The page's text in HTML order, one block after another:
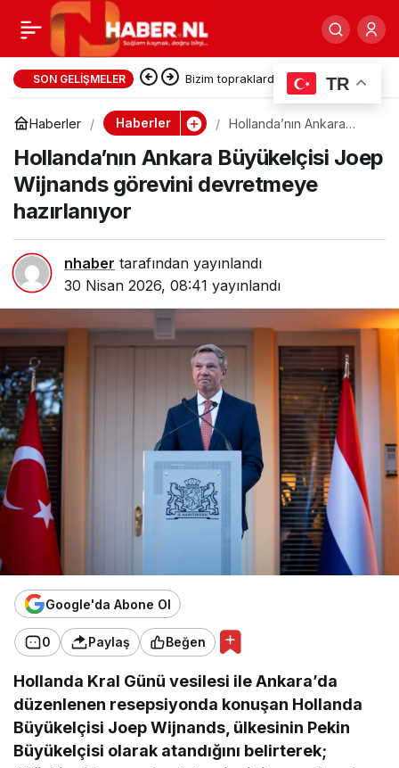
SON GELIŞMELER Bizim topraklarda 2.700 yıl önce
yazılan destan : Odessa
Haberler Haberler
Hollanda’nın Ankara
Wijnands görevini
devretmeye hazırlanıyor
Hollanda’nın Ankara Büyükelçisi Joep
Wijnands görevini devretmeye
hazırlanıyor
nhaber tarafından yayınlandı
30 Nisan 2026, 08:41 yayınlandı
Google'da Abone Ol
0 Paylaş Beğen
Hollanda Kral Günü vesilesi ile Ankara’da
düzenlenen resepsiyonda konuşan Hollanda
Büyükelçisi Joep Wijnands, ülkesinin Pekin
Büyükelçisi olarak atandığını belirterek;
Veluwe’de Büyük Orman
Yangını: Askeri Tatbikat
Sırasında Çıkan Ateş
Hollanda’nın Kalb
Bölgesini Sarmada
0 Paylaş
TR